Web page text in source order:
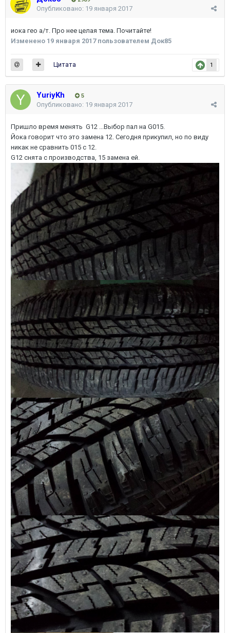
Опубликовано: 19 января 2017
иока гео а/т. Про нее целая тема. Почитайте!
Изменено 19 января 2017пользователем Док85
1
Цитата
YuriyKh 5
Опубликовано: 19 января 2017
Пришло время менять G12 ...Выбор пал на G015.
Йока говорит что это замена 12. Сегодня прикупил, но по виду
никак не сравнить 015 с 12.
G12 снята с производства, 15 замена ей.